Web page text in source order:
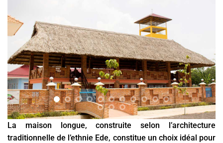
La maison longue, construite selon l’architecture
traditionnelle de l’ethnie Ede, constitue un choix idéal pour